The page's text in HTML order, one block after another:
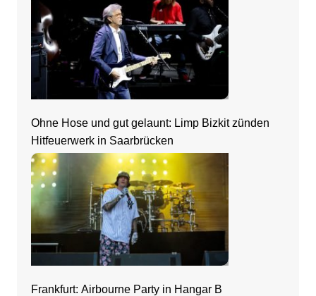
Ohne Hose und gut gelaunt: Limp Bizkit zünden
Hitfeuerwerk in Saarbrücken
Frankfurt: Airbourne Party in Hangar B